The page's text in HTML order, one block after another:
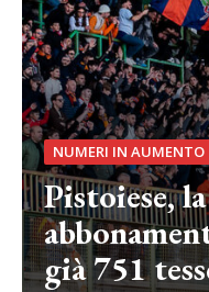
NUMERI IN AUMENTO
Pistoiese,
già 751